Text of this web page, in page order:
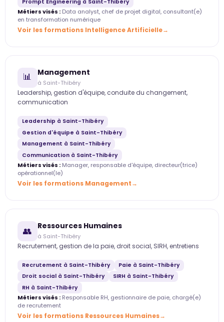
Prompt Engineering à Saint-Thibéry
Métiers visés : Data analyst, chef de projet digital, consultant(e)
en transformation numérique
Voir les formations Intelligence Artificielle
📊 Management
à Saint-Thibéry
Leadership, gestion d'équipe, conduite du changement,
communication
Leadership à Saint-Thibéry
Gestion d'équipe à Saint-Thibéry
Management à Saint-Thibéry
Communication à Saint-Thibéry
Métiers visés : Manager, responsable d'équipe, directeur(trice)
opérationnel(le)
Voir les formations Management
👥 Ressources Humaines
à Saint-Thibéry
Recrutement, gestion de la paie, droit social, SIRH, entretiens
Recrutement à Saint-Thibéry
Paie à Saint-Thibéry
Droit social à Saint-Thibéry
SIRH à Saint-Thibéry
RH à Saint-Thibéry
Métiers visés : Responsable RH, gestionnaire de paie, chargé(e)
de recrutement
Voir les formations Ressources Humaines